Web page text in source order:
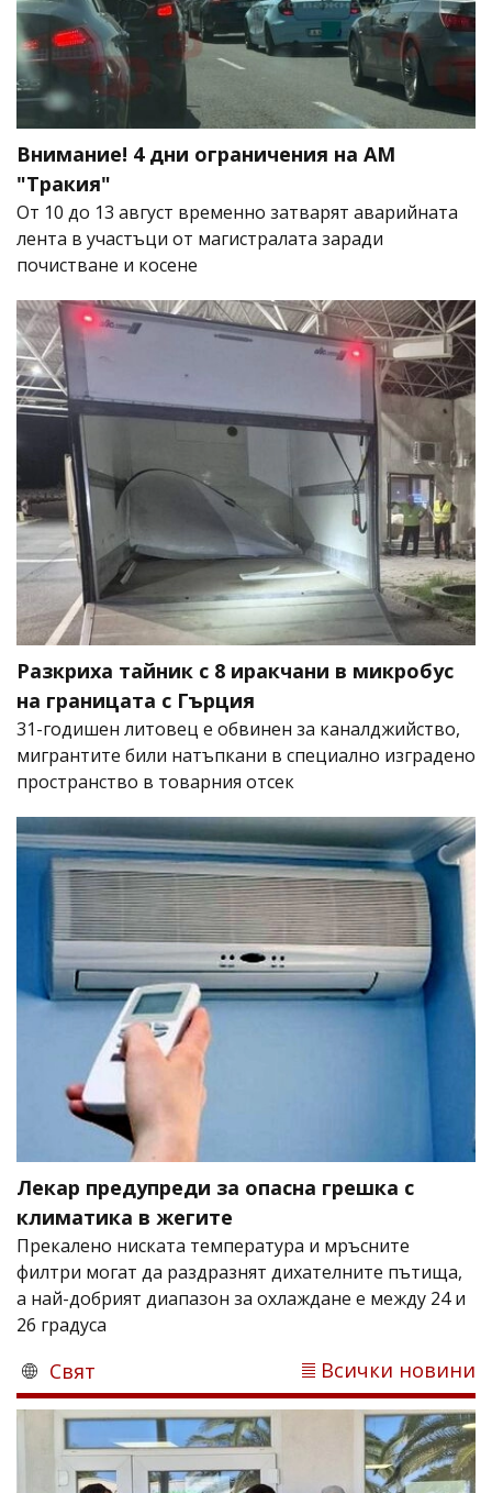
Внимание! 4 дни ограничения на АМ
"Тракия"
От 10 до 13 август временно затварят аварийната
лента в участъци от магистралата заради
почистване и косене
Разкриха тайник с 8 иракчани в микробус
на границата с Гърция
31-годишен литовец е обвинен за каналджийство,
мигрантите били натъпкани в специално изградено
пространство в товарния отсек
Лекар предупреди за опасна грешка с
климатика в жегите
Прекалено ниската температура и мръсните
филтри могат да раздразнят дихателните пътища,
а най-добрият диапазон за охлаждане е между 24 и
26 градуса
Свят Всички новини